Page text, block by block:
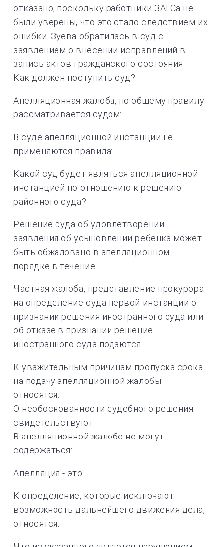
отказано, поскольку работники ЗАГСа не
были уверены, что это стало следствием их
ошибки. Зуева обратилась в суд с
заявлением о внесении исправлений в
запись актов гражданского состояния.
Как должен поступить суд?
Апелляционная жалоба, по общему правилу
рассматривается судом:
В суде апелляционной инстанции не
применяются правила:
Какой суд будет являться апелляционной
инстанцией по отношению к решению
районного суда?
Решение суда об удовлетворении
заявления об усыновлении ребёнка может
быть обжаловано в апелляционном
порядке в течение:
Частная жалоба, представление прокурора
на определение суда первой инстанции о
признании решения иностранного суда или
об отказе в признании решение
иностранного суда подаются:
К уважительным причинам пропуска срока
на подачу апелляционной жалобы
относятся:
О необоснованности судебного решения
свидетельствуют:
В апелляционной жалобе не могут
содержаться:
Апелляция - это:
К определение, которые исключают
возможность дальнейшего движения дела,
относятся: